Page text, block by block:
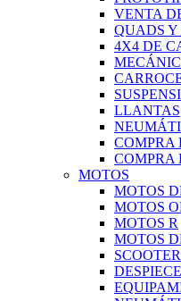
VENTA
QUADS Y
4X4 DE
LLANTAS
COMPRA
COMPRA
MOTOS
MOTOS
MOTOS
MOTOS R
MOTOS